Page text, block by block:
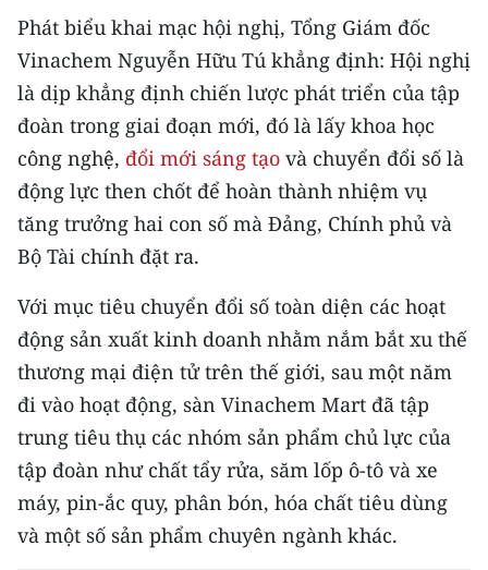
E-Magazine
Video
Media Chính trị
Media Kinh tế
Media Văn hóa
Media Xã hội
Media Pháp luật
Media Du lịch
Media Thế giới
Media Thể thao
Media Giáo dục
Phát biểu khai mạc hội nghị, Tổng Giám đốc
Vinachem Nguyễn Hữu Tú khẳng định: Hội nghị
là dịp khẳng định chiến lược phát triển của tập
đoàn trong giai đoạn mới, đó là lấy khoa học
công nghệ, đổi mới sáng tạo và chuyển đổi số là
động lực then chốt để hoàn thành nhiệm vụ
tăng trưởng hai con số mà Đảng, Chính phủ và
Bộ Tài chính đặt ra.
Với mục tiêu chuyển đổi số toàn diện các hoạt
động sản xuất kinh doanh nhằm nắm bắt xu thế
thương mại điện tử trên thế giới, sau một năm
đi vào hoạt động, sàn Vinachem Mart đã tập
trung tiêu thụ các nhóm sản phẩm chủ lực của
tập đoàn như chất tẩy rửa, săm lốp ô-tô và xe
máy, pin-ắc quy, phân bón, hóa chất tiêu dùng
và một số sản phẩm chuyên ngành khác.